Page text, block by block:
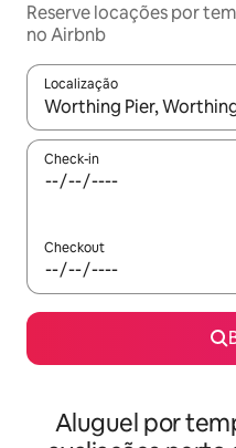
Reserve locações por
no Airbnb
Localização
Quando os resultados
Check-in
Checkout
Aluguel por